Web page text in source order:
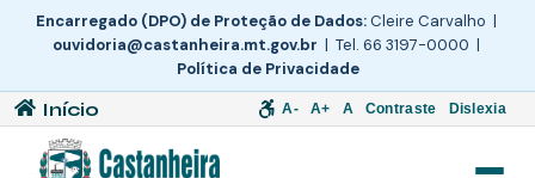
Encarregado (DPO) de Proteção de Dados:Cleire Carvalho |
ouvidoria@castanheira.mt.gov.br | Tel. 66 3197-0000 |
Política de Privacidade
Início A- A+ A Contraste Dislexia